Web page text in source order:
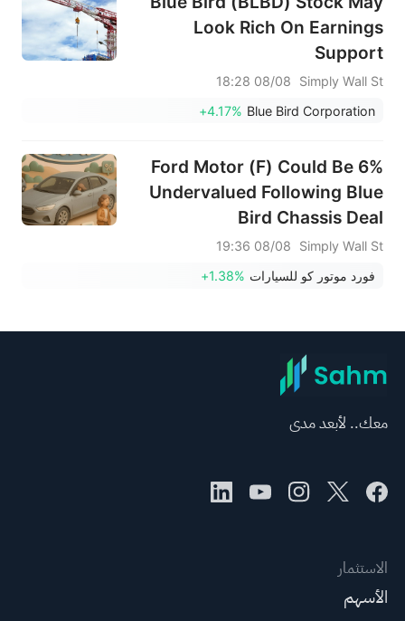
Look Rich On Earnings
Support
Simply Wall St
08/08 18:28
Blue Bird Corporation
+4.17%
Ford Motor (F) Could Be 6%
Undervalued Following Blue
Bird Chassis Deal
Simply Wall St
08/08 19:36
فورد موتور كو للسيارات +1.38%
معك.. لأبعد مدى
الاستثمار
الأسهم